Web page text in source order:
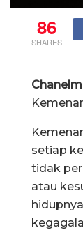
86
SHARES
setiap
tidak
atau